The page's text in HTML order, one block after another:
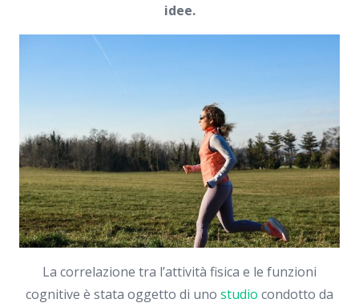
idee.
La correlazione tra l’attività fisica e le funzioni
cognitive è stata oggetto di uno studio condotto da